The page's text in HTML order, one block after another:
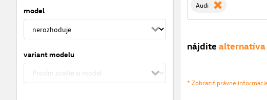
model
variant modelu
Audi
nájdite alternatíva
* Zobraziť právne